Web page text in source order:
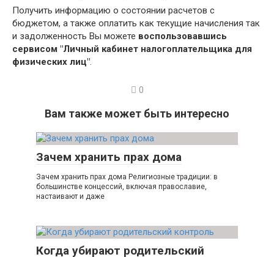
Получить информацию о состоянии расчетов с
бюджетом, а также оплатить как текущие начисления так
и задолженность Вы можете воспользовавшись
сервисом "Личный кабинет налогоплательщика для
физических лиц".
0
Вам также может быть интересно
Зачем хранить прах дома
Зачем хранить прах дома Религиозные традиции: в
большинстве концессий, включая православие,
настаивают и даже
Когда убирают родительский